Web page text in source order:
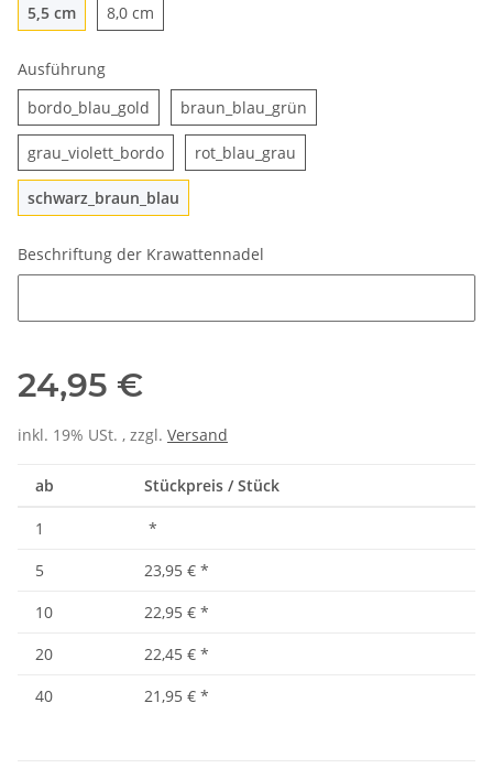
5,5 cm5,5 cm8,0 cm
Ausführung
bordo_blau_gold bordo_blau_gold
braun_blau_grün
grau_violett_bordograu_violett_bordo
rot_blau_grau
schwarz_braun_blau
Beschriftung der Krawattennadel
24,95 €
inkl. 19% USt. , zzgl. Versand
ab Stückpreis / Stück
1
*
5
23,95 € *
10
22,95 € *
20
22,45 € *
40
21,95 € *